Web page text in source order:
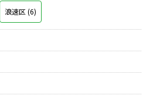
浪速区 (6)